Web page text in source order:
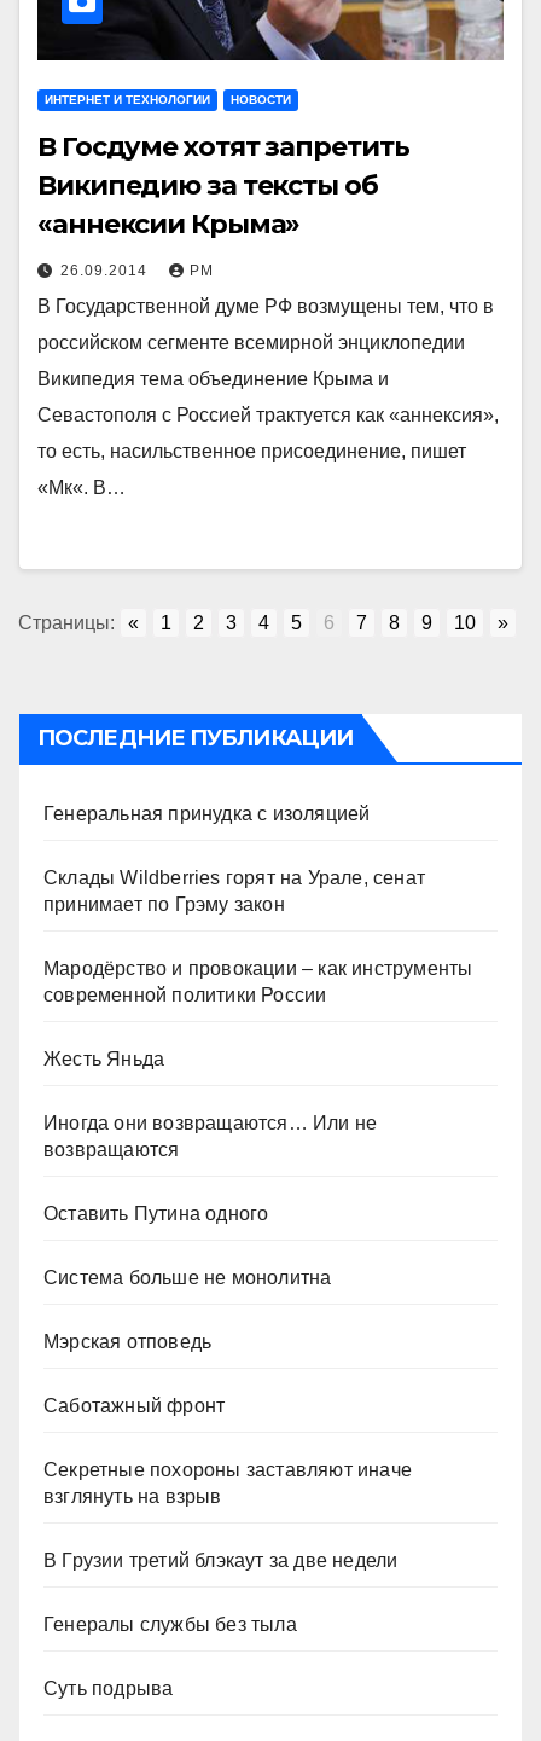
ИНТЕРНЕТ И ТЕХНОЛОГИИ НОВОСТИ
В Госдуме хотят запретить
Википедию за тексты об
«аннексии Крыма»
26.09.2014 РМ
В Государственной думе РФ возмущены тем, что в
российском сегменте всемирной энциклопедии
Википедия тема объединение Крыма и
Севастополя с Россией трактуется как «аннексия»,
то есть, насильственное присоединение, пишет
«Мк«. В…
Страницы: « 1 2 3 4 5 6 7 8 9 10 »
ПОСЛЕДНИЕ ПУБЛИКАЦИИ
Генеральная принудка с изоляцией
Склады Wildberries горят на Урале, сенат
принимает по Грэму закон
Мародёрство и провокации – как инструменты
современной политики России
Жесть Яньда
Иногда они возвращаются… Или не
возвращаются
Оставить Путина одного
Система больше не монолитна
Мэрская отповедь
Саботажный фронт
Секретные похороны заставляют иначе
взглянуть на взрыв
В Грузии третий блэкаут за две недели
Генералы службы без тыла
Суть подрыва